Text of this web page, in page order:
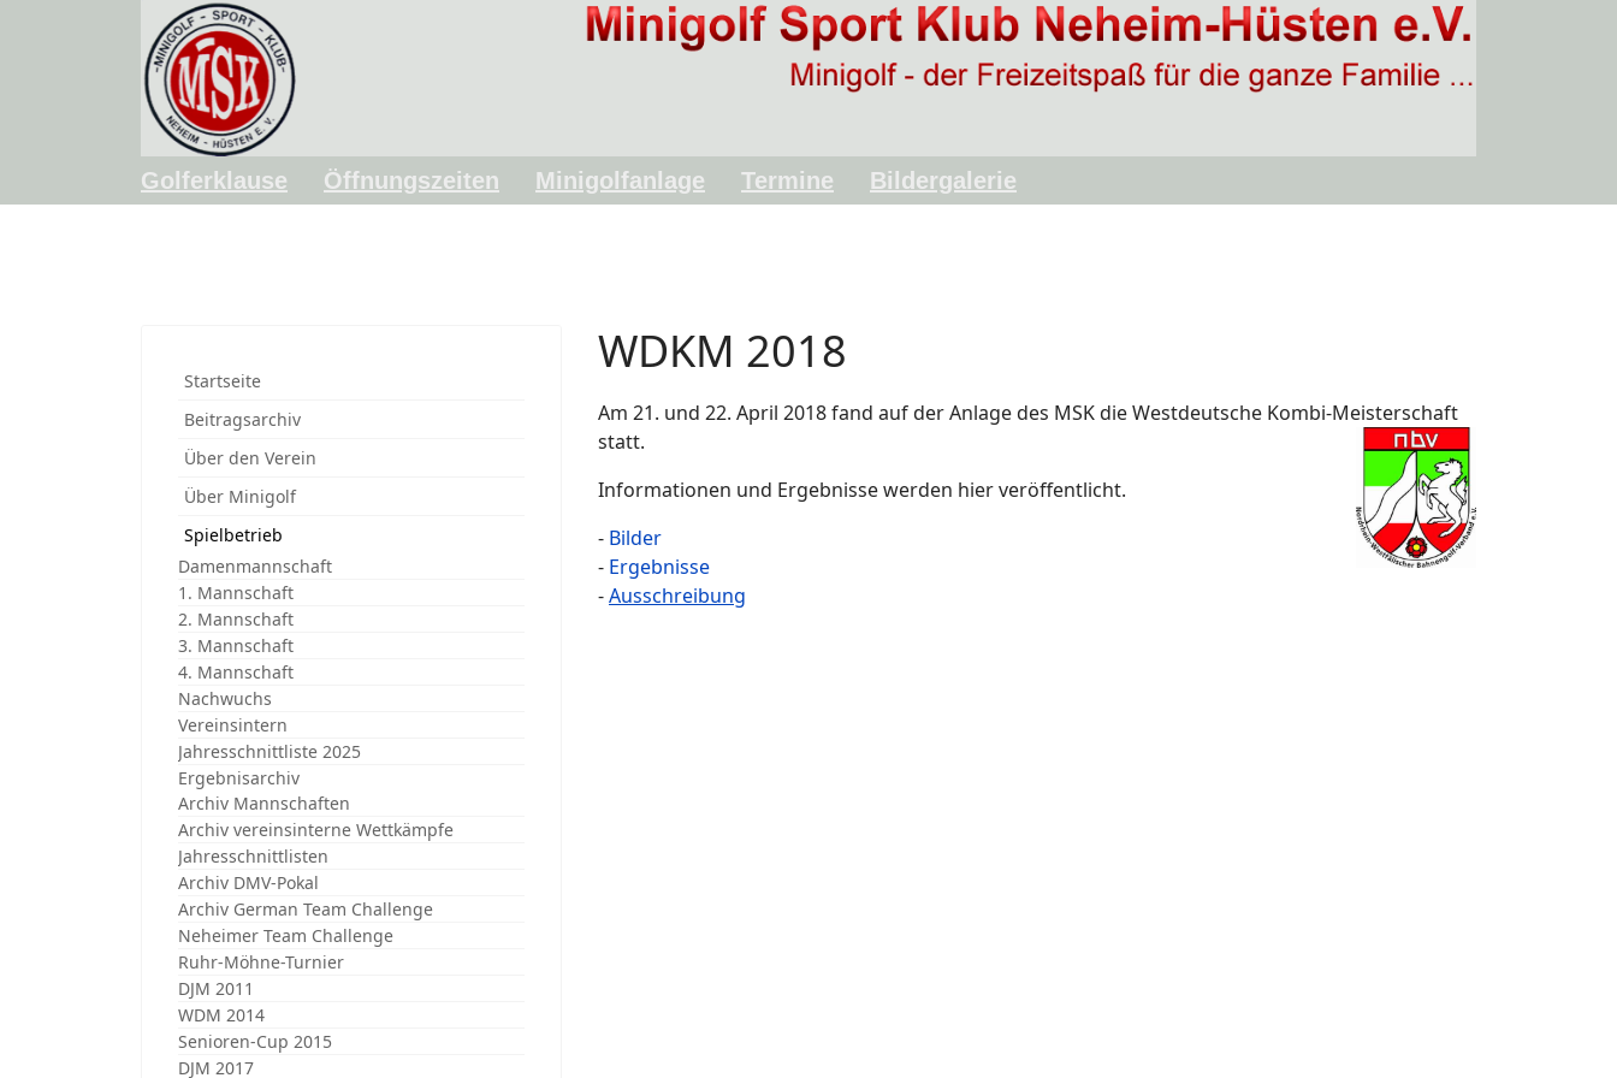
Golferklause Öffnungszeiten Minigolfanlage Termine Bildergalerie
Startseite
Beitragsarchiv
Über den Verein
Über Minigolf
Spielbetrieb
Damenmannschaft
1. Mannschaft
2. Mannschaft
3. Mannschaft
4. Mannschaft
Nachwuchs
Vereinsintern
Jahresschnittliste 2025
Ergebnisarchiv
Archiv Mannschaften
Archiv vereinsinterne Wettkämpfe
Jahresschnittlisten
Archiv DMV-Pokal
Archiv German Team Challenge
Neheimer Team Challenge
Ruhr-Möhne-Turnier
DJM 2011
WDM 2014
Senioren-Cup 2015
DJM 2017
WDKM 2018
Am 21. und 22. April 2018 fand auf der Anlage des MSK die Westdeutsche Kombi-Meisterschaft
statt.
Informationen und Ergebnisse werden hier veröffentlicht.
- Bilder
- Ergebnisse
-Ausschreibung